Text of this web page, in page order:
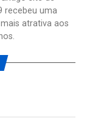
recebeu uma
atrativa aos